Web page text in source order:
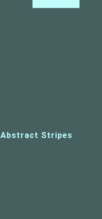
Abstract Stripes